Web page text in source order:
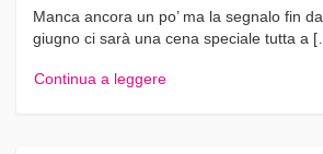
Manca ancora un po’ ma la segnalo fin
giugno ci sarà una cena speciale tutta a
Continua a leggere